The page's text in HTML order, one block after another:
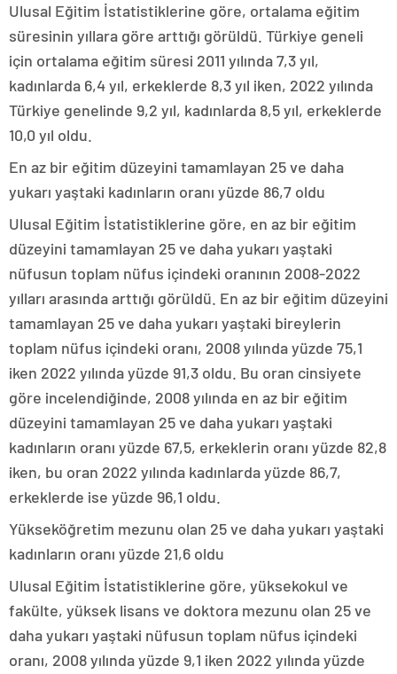
Ulusal Eğitim İstatistiklerine göre, ortalama eğitim
süresinin yıllara göre arttığı görüldü. Türkiye geneli
için ortalama eğitim süresi 2011 yılında 7,3 yıl,
kadınlarda 6,4 yıl, erkeklerde 8,3 yıl iken, 2022 yılında
Türkiye genelinde 9,2 yıl, kadınlarda 8,5 yıl, erkeklerde
10,0 yıl oldu.
En az bir eğitim düzeyini tamamlayan 25 ve daha
yukarı yaştaki kadınların oranı yüzde 86,7 oldu
Ulusal Eğitim İstatistiklerine göre, en az bir eğitim
düzeyini tamamlayan 25 ve daha yukarı yaştaki
nüfusun toplam nüfus içindeki oranının 2008-2022
yılları arasında arttığı görüldü. En az bir eğitim düzeyini
tamamlayan 25 ve daha yukarı yaştaki bireylerin
toplam nüfus içindeki oranı, 2008 yılında yüzde 75,1
iken 2022 yılında yüzde 91,3 oldu. Bu oran cinsiyete
göre incelendiğinde, 2008 yılında en az bir eğitim
düzeyini tamamlayan 25 ve daha yukarı yaştaki
kadınların oranı yüzde 67,5, erkeklerin oranı yüzde 82,8
iken, bu oran 2022 yılında kadınlarda yüzde 86,7,
erkeklerde ise yüzde 96,1 oldu.
Yükseköğretim mezunu olan 25 ve daha yukarı yaştaki
kadınların oranı yüzde 21,6 oldu
Ulusal Eğitim İstatistiklerine göre, yüksekokul ve
fakülte, yüksek lisans ve doktora mezunu olan 25 ve
daha yukarı yaştaki nüfusun toplam nüfus içindeki
oranı, 2008 yılında yüzde 9,1 iken 2022 yılında yüzde